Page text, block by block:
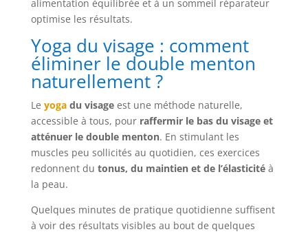
alimentation équilibrée et à un sommeil réparateur
optimise les résultats.
Yoga du visage : comment
éliminer le double menton
naturellement ?
Le yogadu visageest une méthode naturelle,
accessible à tous, pour raffermir le bas du visage et
atténuer le double menton. En stimulant les
muscles peu sollicités au quotidien, ces exercices
redonnent du tonus, du maintien et de l’élasticitéà
la peau.
Quelques minutes de pratique quotidienne suffisent
à voir des résultats visibles au bout de quelques